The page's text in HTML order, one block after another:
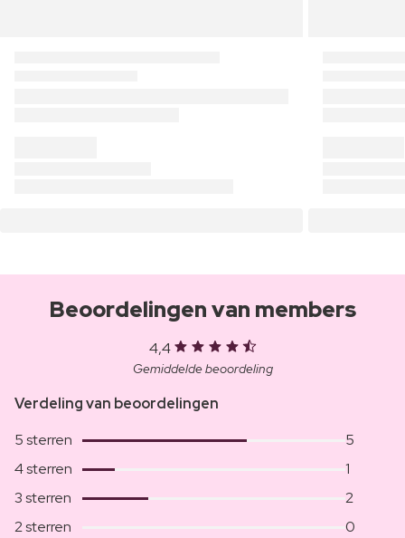
Beoordelingen van members
4,4
Gemiddelde beoordeling
Verdeling van beoordelingen
5 sterren
5
4 sterren
1
3 sterren
2
2 sterren
0